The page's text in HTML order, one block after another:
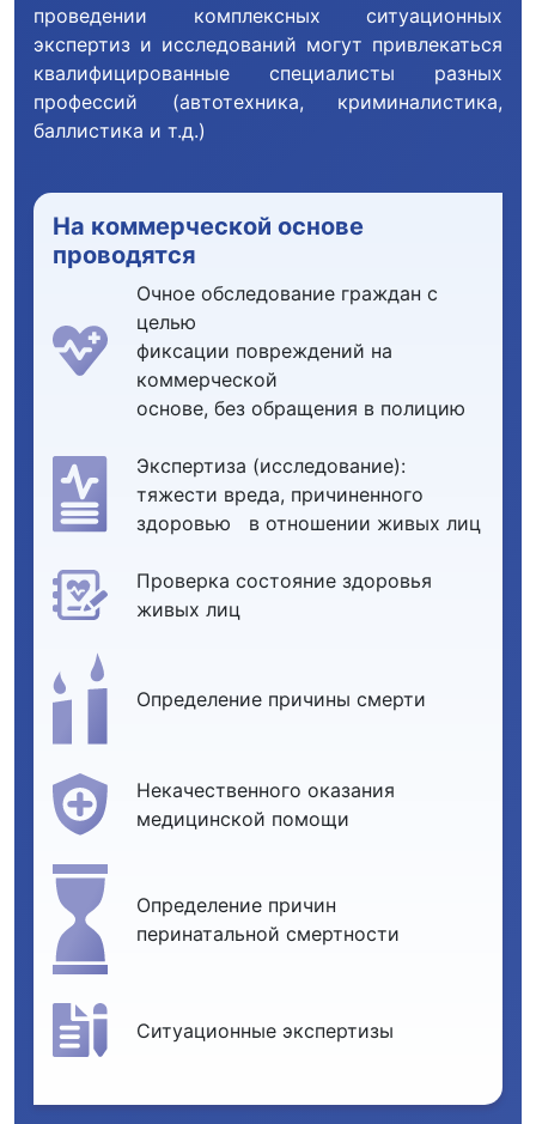
проведении комплексных ситуационных
экспертиз и исследований могут привлекаться
квалифицированные специалисты разных
профессий (автотехника, криминалистика,
баллистика и т.д.)
На коммерческой основе
проводятся
Очное обследование граждан с
целью
фиксации повреждений на
коммерческой
основе, без обращения в полицию
Экспертиза (исследование):
тяжести вреда, причиненного
здоровью в отношении живых лиц
Проверка состояние здоровья
живых лиц
Определение причины смерти
Некачественного оказания
медицинской помощи
Определение причин
перинатальной смертности
Ситуационные экспертизы